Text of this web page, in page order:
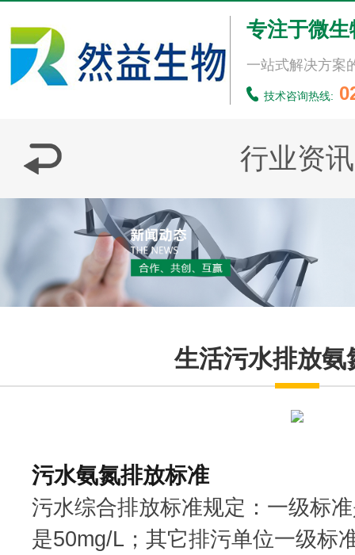
专注于微
一站式解决方案
技术咨询热线:
行业资讯
生活污水排放氨
污水氨氮排放标准
污水综合排放标准规定：一级标
是50mg/L；其它排污单位一级标